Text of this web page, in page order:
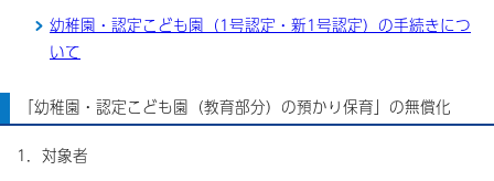
幼稚園・認定こども園（1号認定・新1号認定）の手続きにつ
いて
「幼稚園・認定こども園（教育部分）の預かり保育」の無償化
1．対象者